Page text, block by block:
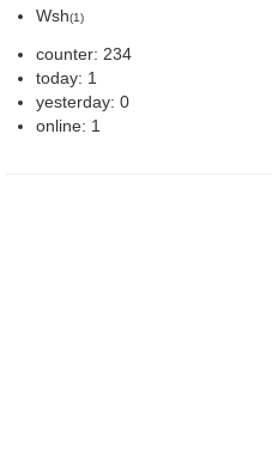
Wsh(1)
counter: 234
today: 1
yesterday: 0
online: 1